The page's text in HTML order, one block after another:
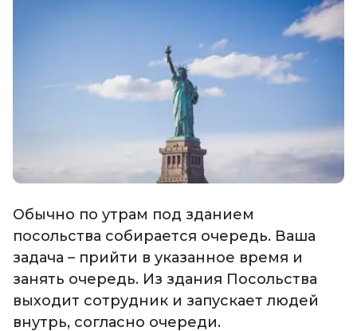
Обычно по утрам под зданием
посольства собирается очередь. Ваша
задача – прийти в указанное время и
занять очередь. Из здания Посольства
выходит сотрудник и запускает людей
внутрь, согласно очереди.